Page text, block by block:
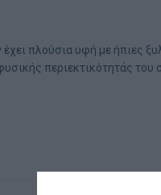
πλούσια υφή με ήπιες
περιεκτικότητάς του